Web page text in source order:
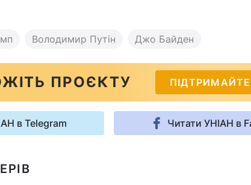
Володимир Путін Джо Байден
ПРОЄКТУ
в Telegram Читати УНІАН в